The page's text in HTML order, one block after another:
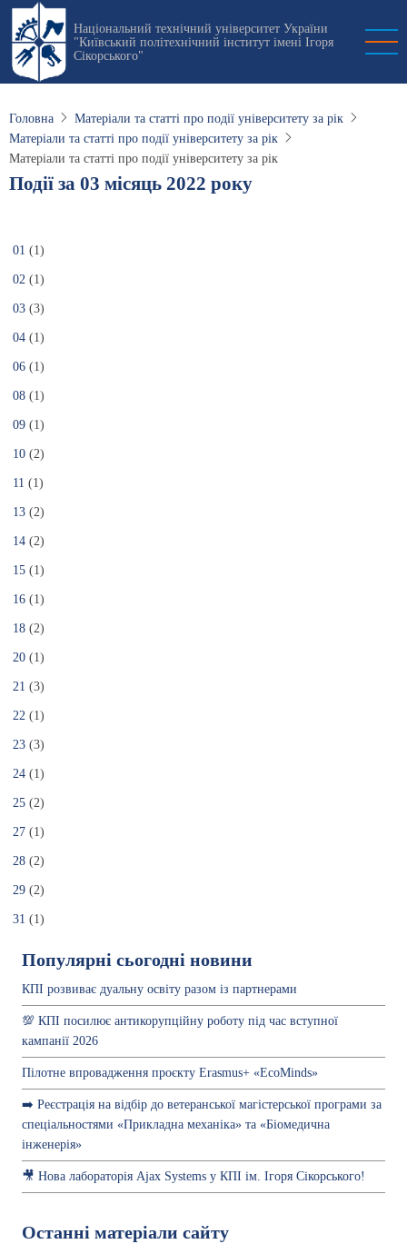
Перейти
основного
вмісту
Національний технічний університет України
"Київський політехнічний інститут імені Ігоря
Сікорського"
Головна
Матеріали та статті про події університету за рік
Матеріали та статті про події університету за рік
Матеріали та статті про події університету за рік
Події за 03 місяць 2022 року
01 (1)
02 (1)
03 (3)
04 (1)
06 (1)
08 (1)
09 (1)
10 (2)
11 (1)
13 (2)
14 (2)
15 (1)
16 (1)
18 (2)
20 (1)
21 (3)
22 (1)
23 (3)
24 (1)
25 (2)
27 (1)
28 (2)
29 (2)
31 (1)
Популярні сьогодні новини
КПІ розвиває дуальну освіту разом із партнерами
💯 КПІ посилює антикорупційну роботу під час вступної
кампанії 2026
Пілотне впровадження проєкту Erasmus+ «EcoMinds»
➡️ Реєстрація на відбір до ветеранської магістерської програми за
спеціальностями «Прикладна механіка» та «Біомедична
інженерія»
🎥 Нова лабораторія Ajax Systems у КПІ ім. Ігоря Сікорського!
Останні матеріали сайту